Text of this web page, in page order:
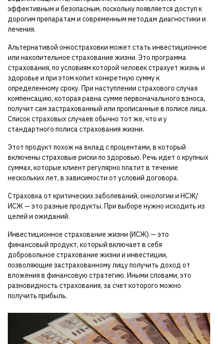
эффективным и безопасным, поскольку появляется доступ к
дорогим препаратам и современным методам диагностики и
лечения.
Альтернативой онкостраховки может стать инвестиционное
или накопительное страхование жизни. Это программа
страхования, по условиям которой человек страхует жизнь и
здоровье и при этом копит конкретную сумму к
определенному сроку. При наступлении страхового случая
компенсацию, которая равна сумме первоначального взноса,
получит сам застрахованный или прописанные в полисе лица.
Список страховых случаев обычно тот же, что и у
стандартного полиса страхования жизни.
Этот продукт похож на вклад с процентами, в который
включены страховые риски по здоровью. Речь идет о крупных
суммах, которые клиент регулярно платит в течение
нескольких лет, в зависимости от условий договора.
Страховка от критических заболеваний, онкологии и НСЖ/
ИСЖ — это разные продукты. При выборе нужно исходить из
целей и ожиданий.
Инвестиционное страхование жизни (ИСЖ) — это
финансовый продукт, который включает в себя
добровольное страхование жизни и инвестиции,
позволяющие застрахованному лицу получить доход от
вложения в финансовую стратегию. Иными словами, это
разновидность страхования, за счет которого можно
получить прибыль.